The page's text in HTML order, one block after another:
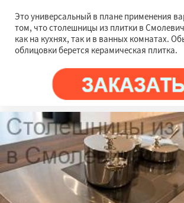
Это универсальный в плане применения
том, что столешницы из плитки в
как на кухнях, так и в ванных комнатах.
облицовки берется керамическая плитка.